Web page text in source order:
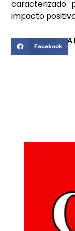
caracterizado
impacto
COMPARTIR
Facebook